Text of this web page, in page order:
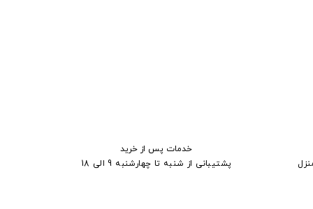
خدمات پس از خرید
پشتیبانی از شنبه تا چهارشنبه 9 الی 18